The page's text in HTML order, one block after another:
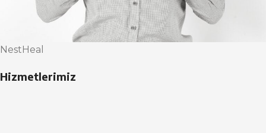
NestHeal
Hizmetlerimiz